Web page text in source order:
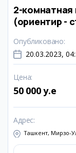
2-комнатная
(ориентир -
Опубликовано:
20.03.2023,
Цена:
50 000 y.e
Адрес:
Ташкент, Мирзо-